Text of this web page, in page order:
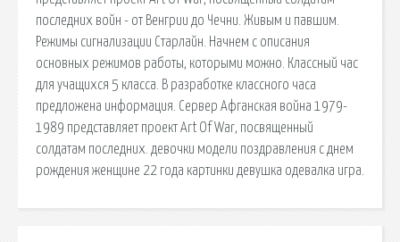
последних войн - от Венгрии до Чечни. Живым и павшим.
Режимы сигнализации Старлайн. Начнем с описания
основных режимов работы, которыми можно. Классный час
для учащихся 5 класса. В разработке классного часа
предложена информация. Сервер Афганская война 1979-
1989 представляет проект Art Of War, посвященный
солдатам последних. девочки модели поздравления с днем
рождения женщине 22 года картинки девушка одевалка игра.